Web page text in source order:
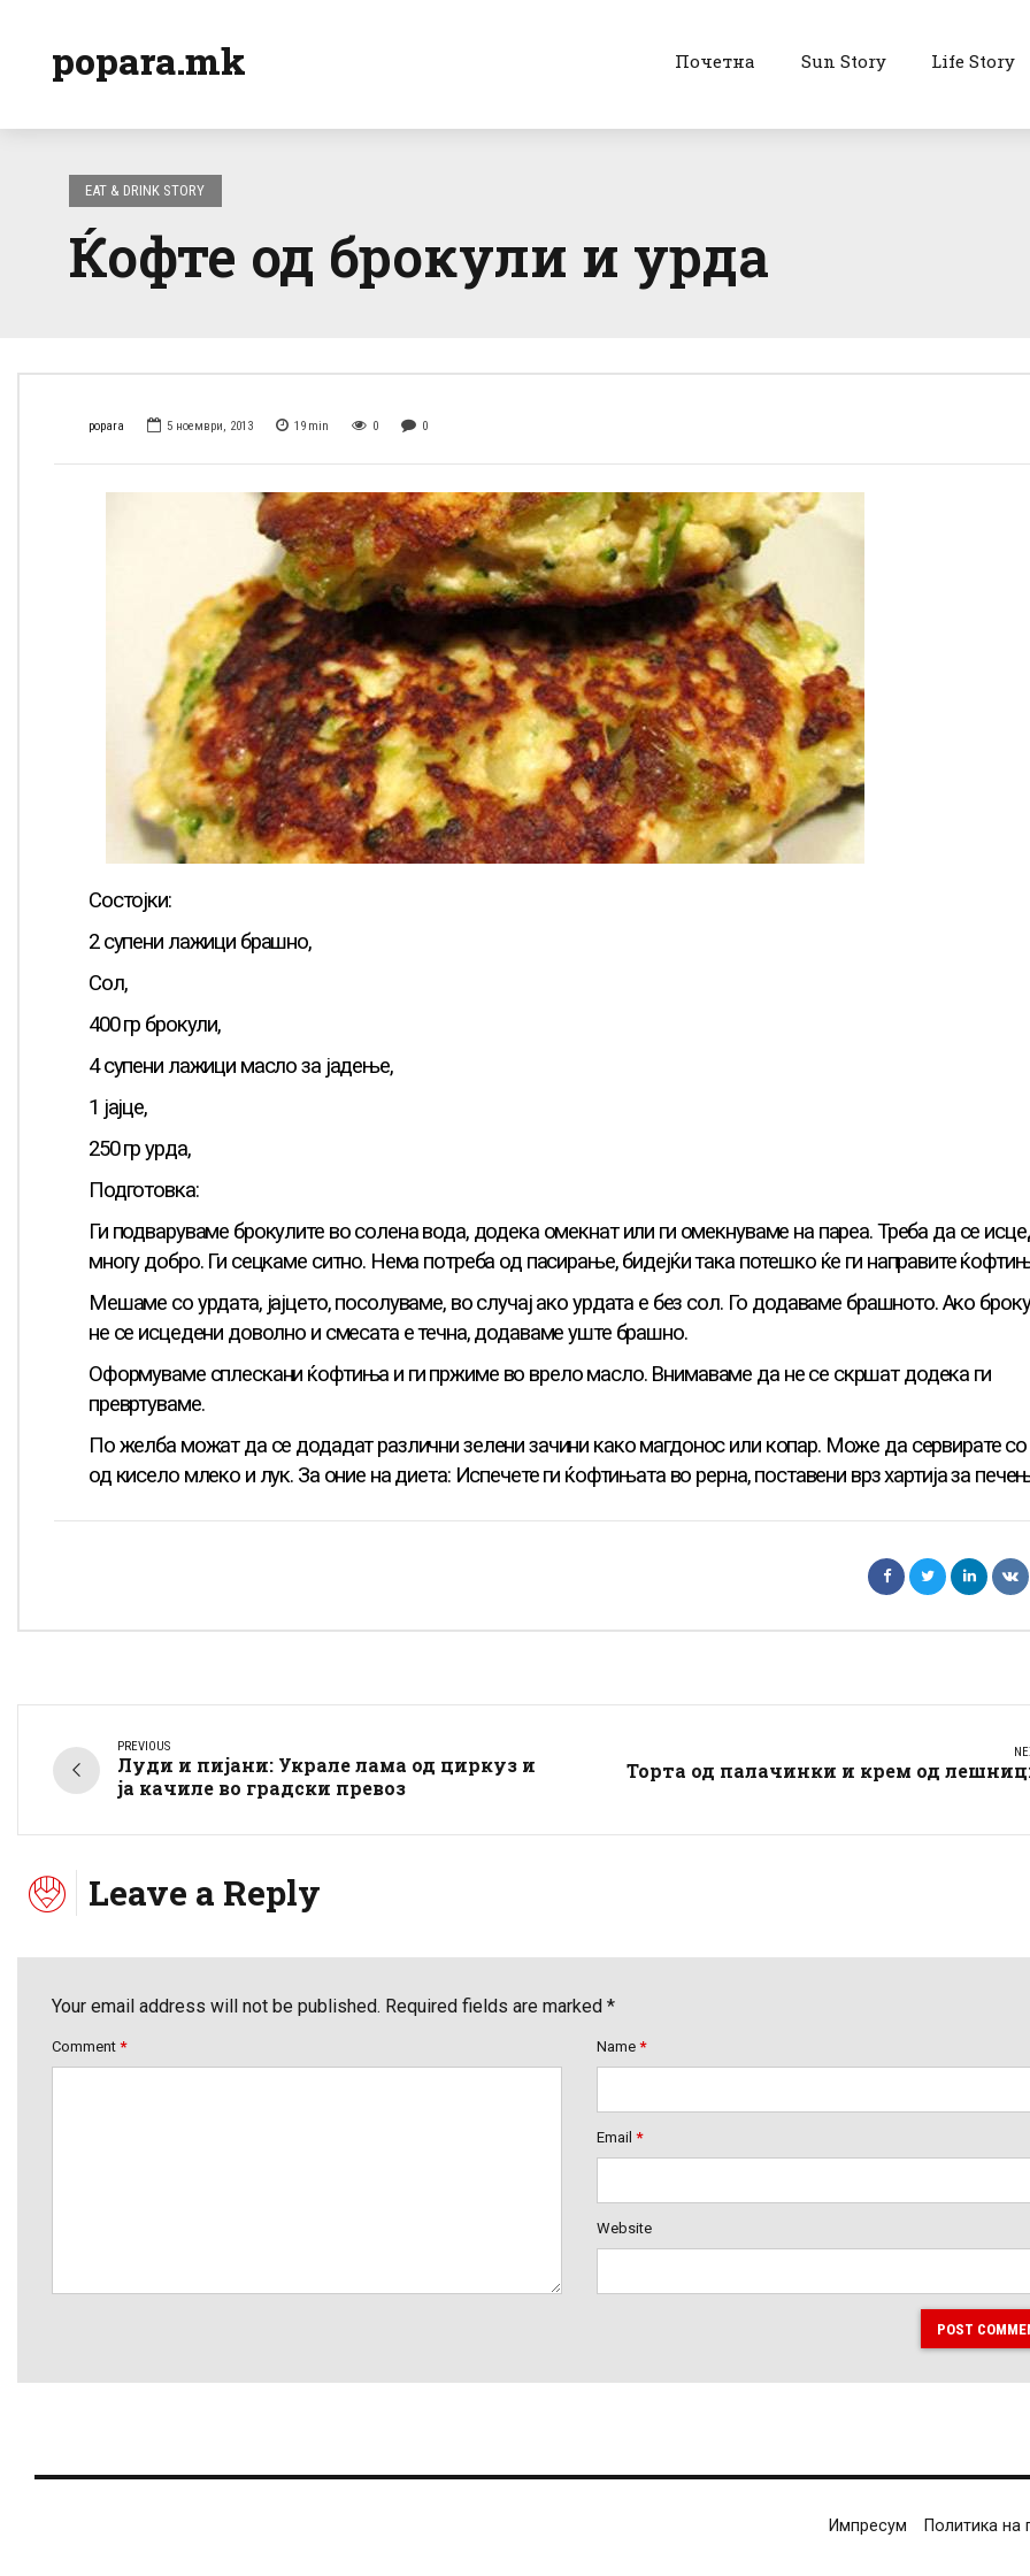
popara.mk Почетна Sun Story Life Story
EAT & DRINK STORY
Ќофте од брокули и урда
popara 5 ноември, 2013 19 min 0 0
Состојки:
2 супени лажици брашно,
Сол,
400 гр брокули,
4 супени лажици масло за јадење,
1 јајце,
250 гр урда,
Подготовка:
Ги подваруваме брокулите во солена вода, додека омекнат или ги омекнуваме на пареа. Треба да се
многу добро. Ги сецкаме ситно. Нема потреба од пасирање, бидејќи така потешко ќе ги направите
Мешаме со урдата, јајцето, посолуваме, во случај ако урдата е без сол. Го додаваме брашното. Ако
не се исцедени доволно и смесата е течна, додаваме уште брашно.
Оформуваме сплескани ќофтиња и ги пржиме во врело масло. Внимаваме да не се скршат додека ги
превртуваме.
По желба можат да се додадат различни зелени зачини како магдонос или копар. Може да сервирате
од кисело млеко и лук. За оние на диета: Испечете ги ќофтињата во рерна, поставени врз хартија за
PREVIOUS
Луди и пијани: Украле лама од циркуз и
ја качиле во градски превоз
Торта од палачинки и крем од
Leave a Reply
Your email address will not be published. Required fields are marked *
Comment * Name *
Email *
Website
POST
Импресум Политика на